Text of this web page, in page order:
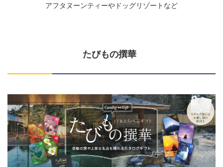
アフタヌーンティーやドッグリゾートなど
たびもの撰華